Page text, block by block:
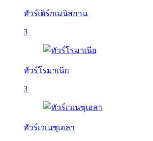
ทัวร์เติร์กเมนิสถาน
3
ทัวร์โรมาเนีย
3
ทัวร์เวเนซุเอลา